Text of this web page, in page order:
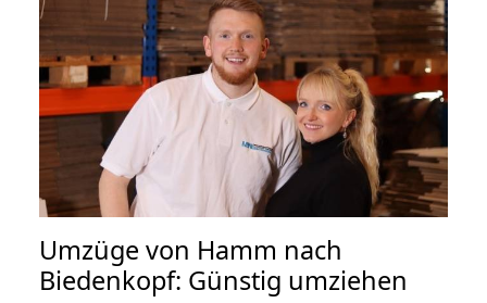
Umzüge von Hamm nach
Biedenkopf: Günstig umziehen